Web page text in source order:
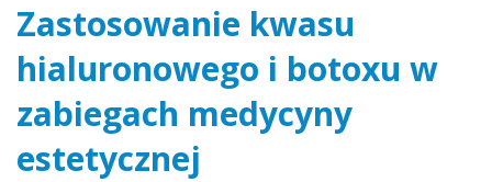
Zastosowanie kwasu
hialuronowego i botoxu w
zabiegach medycyny
estetycznej